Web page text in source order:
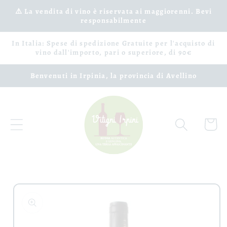
Vai
direttamente
⚠️ La vendita di vino è riservata ai maggiorenni. Bevi
responsabilmente
In Italia: Spese di spedizione Gratuite per l'acquisto di
vino dall'importo, pari o superiore, di 90€
Benvenuti in Irpinia, la provincia di Avellino
Carrello
Passa alle
informazioni
sul prodotto